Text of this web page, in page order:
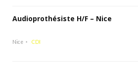
Audioprothésiste H/F – Nice
Nice CDI